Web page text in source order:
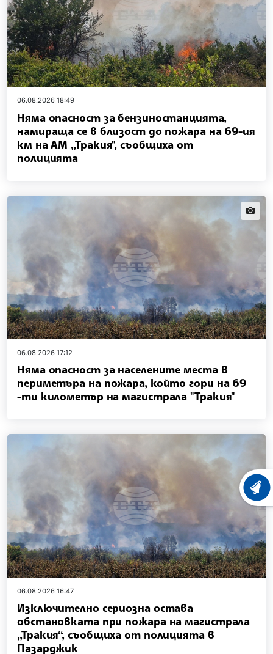
06.08.2026 18:49
Няма опасност за бензиностанцията,
намираща се в близост до пожара на 69-ия
км на АМ „Тракия", съобщиха от
полицията
06.08.2026 17:12
Няма опасност за населените места в
периметъра на пожара, който гори на 69
-ти километър на магистрала "Тракия"
06.08.2026 16:47
Изключително сериозна остава
обстановката при пожара на магистрала
„Тракия“, съобщиха от полицията в
Пазарджик